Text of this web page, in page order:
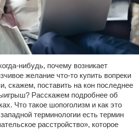
нибудь, почему возникает
желание что-то купить вопреки
скажем, поставить на кон последнее
Расскажем подробнее об
Что такое шопоголизм и как это
терминологии есть термин
расстройство», которое